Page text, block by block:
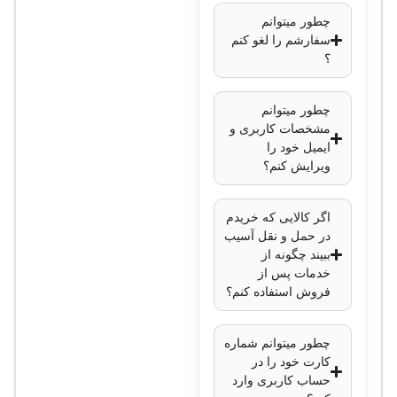
مادون قرمز با برد
مؤثر
فناوری
H.265
قابلیت‌های هوش
مصنوعی: تشخیص
حرکت و تحلیل
رفتار
استاندارد مقاومتی
IP67 (مقاوم در
برابر آب و گرد و
غبار)
پشتیبانی از PoE
:
بله
چطور میتوانم
سفارشم را لغو کنم
؟
چطور میتوانم
مشخصات کاربری و
ایمیل خود را
ویرایش کنم؟
اگر کالایی که خریدم
در حمل و نقل آسیب
ببیند چگونه از
خدمات پس از
فروش استفاده کنم؟
چطور میتوانم شماره
کارت خود را در
حساب کاربری وارد